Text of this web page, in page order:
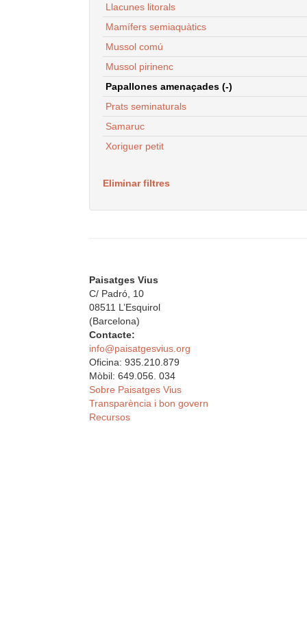
Llacunes litorals
Mamífers semiaquàtics
Mussol comú
Mussol pirinenc
Papallones amenaçades (-)
Prats seminaturals
Samaruc
Xoriguer petit
Eliminar filtres
Paisatges Vius
C/ Padró, 10
08511 L’Esquirol
(Barcelona)
Contacte:
info@paisatgesvius.org
Oficina: 935.210.879
Mòbil: 649.056. 034
Sobre Paisatges Vius
Transparència i bon govern
Recursos